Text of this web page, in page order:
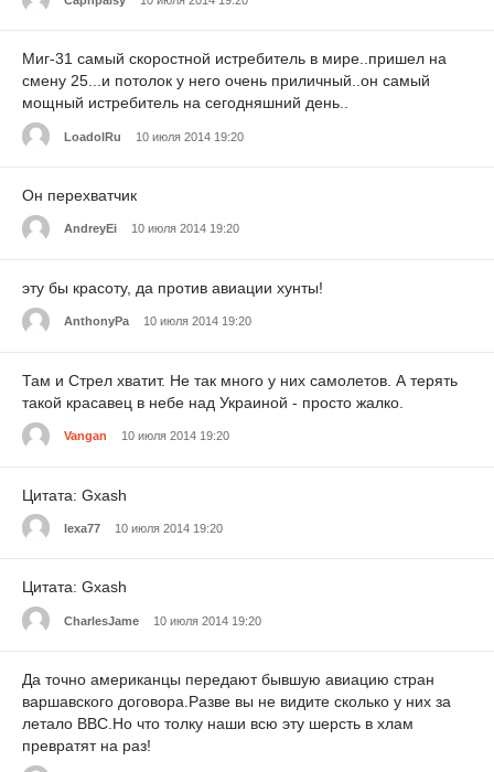
Миг-31 самый скоростной истребитель в мире..пришел на
смену 25...и потолок у него очень приличный..он самый
мощный истребитель на сегодняшний день..
LoadolRu 10 июля 2014 19:20
Он перехватчик
AndreyEi 10 июля 2014 19:20
эту бы красоту, да против авиации хунты!
AnthonyPa 10 июля 2014 19:20
Там и Стрел хватит. Не так много у них самолетов. А терять
такой красавец в небе над Украиной - просто жалко.
Vangan 10 июля 2014 19:20
Цитата: Gxash
lexa77 10 июля 2014 19:20
Цитата: Gxash
CharlesJame 10 июля 2014 19:20
Да точно американцы передают бывшую авиацию стран
варшавского договора.Разве вы не видите сколько у них за
летало ВВС.Но что толку наши всю эту шерсть в хлам
превратят на раз!